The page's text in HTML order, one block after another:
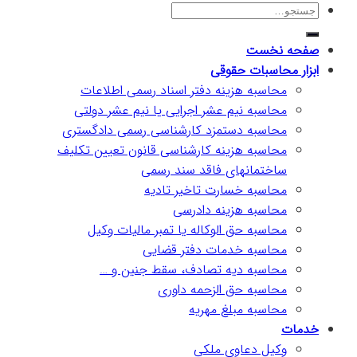
صفحه نخست
ابزار محاسبات حقوقی
محاسبه هزینه دفتر اسناد رسمی اطلاعات
محاسبه نیم عشر اجرایی یا نیم عشر دولتی
محاسبه دستمزد کارشناسی رسمی دادگستری
محاسبه هزینه کارشناسی قانون تعیین تکلیف
ساختمانهای فاقد سند رسمی
محاسبه خسارت تاخیر تادیه
محاسبه هزینه دادرسی
محاسبه حق الوکاله یا تمبر مالیات وکیل
محاسبه خدمات دفتر قضایی
محاسبه دیه تصادف، سقط جنین و …
محاسبه حق الزحمه داوری
محاسبه مبلغ مهریه
خدمات
وکیل دعاوی ملکی